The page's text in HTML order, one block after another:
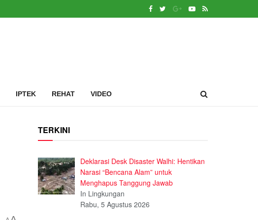
IPTEK REHAT VIDEO
TERKINI
Deklarasi Desk Disaster Walhi: Hentikan
Narasi “Bencana Alam” untuk
Menghapus Tanggung Jawab
In Lingkungan
Rabu, 5 Agustus 2026